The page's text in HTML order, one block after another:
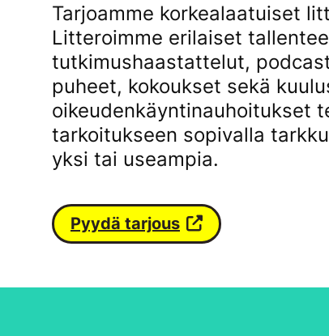
Tarjoamme korkealaatuiset
Litteroimme erilaiset
tutkimushaastattelut,
puheet, kokoukset sekä
oikeudenkäyntinauhoitukset
tarkoitukseen sopivalla
yksi tai useampia.
Pyydä tarjous